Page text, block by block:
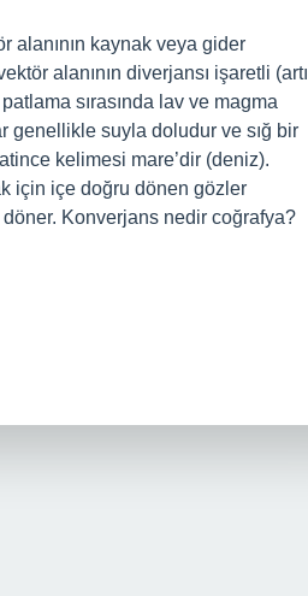
alanının kaynak veya gider
alanının diverjansı işaretli (artı
sırasında lav ve magma
genellikle suyla doludur ve sığ bir
kelimesi mare’dir (deniz).
için içe doğru dönen gözler
Konverjans nedir coğrafya?